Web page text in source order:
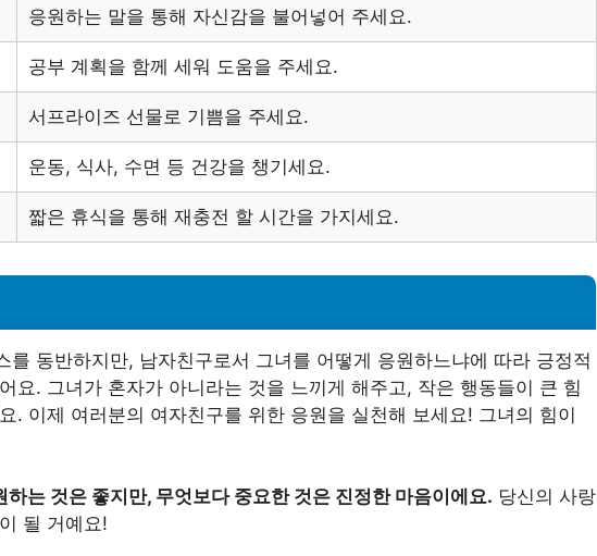
응원하는 말을 통해 자신감을 불어넣어 주세요.
공부 계획을 함께 세워 도움을 주세요.
서프라이즈 선물로 기쁨을 주세요.
운동, 식사, 수면 등 건강을 챙기세요.
짧은 휴식을 통해 재충전 할 시간을 가지세요.
를 동반하지만, 남자친구로서 그녀를 어떻게 응원하느냐에 따라 긍정적
요. 그녀가 혼자가 아니라는 것을 느끼게 해주고, 작은 행동들이 큰 힘
. 이제 여러분의 여자친구를 위한 응원을 실천해 보세요! 그녀의 힘이
하는 것은 좋지만, 무엇보다 중요한 것은 진정한 마음이에요. 당신의 사랑
될 거예요!